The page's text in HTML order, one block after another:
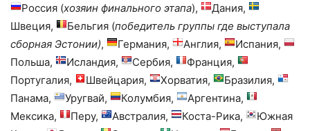
Россия (хозяин финального этапа),
Дания,
Швеция,
Бельгия (победитель группы где выступала
сборная Эстонии), Германия, Англия,
Испания,
Польша,
Исландия, Сербия,
Франция,
Португалия,
Швейцария, Хорватия,
Бразилия,
Панама,
Уругвай, Колумбия,
Аргентина,
Мексика,
Перу, Австралия, Коста-Рика,
Южная